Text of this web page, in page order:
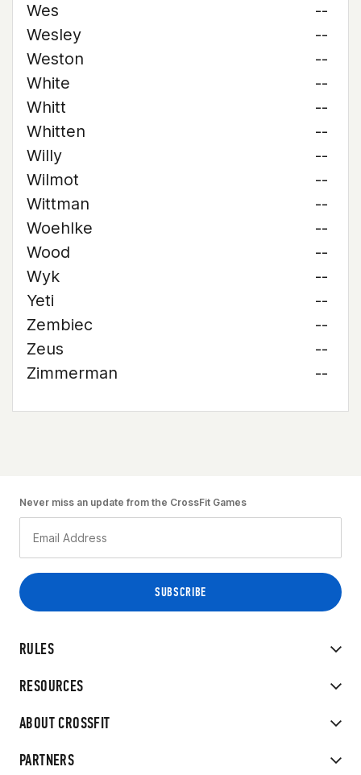
Wes
--
Wesley
--
Weston
--
White
--
Whitt
--
Whitten
--
Willy
--
Wilmot
--
Wittman
--
Woehlke
--
Wood
--
Wyk
--
Yeti
--
Zembiec
--
Zeus
--
Zimmerman
--
RULES
RESOURCES
ABOUT CROSSFIT
PARTNERS
Never miss an update from the CrossFit Games